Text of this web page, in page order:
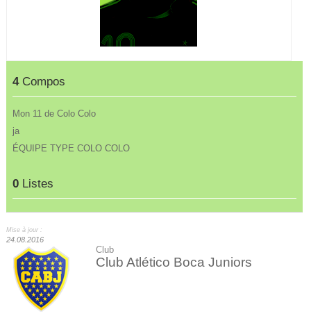
4Compos
Mon 11 de Colo Colo
ja
ÉQUIPE TYPE COLO COLO
0 Listes
Mise à jour :
24.08.2016
Club
Club Atlético Boca Juniors